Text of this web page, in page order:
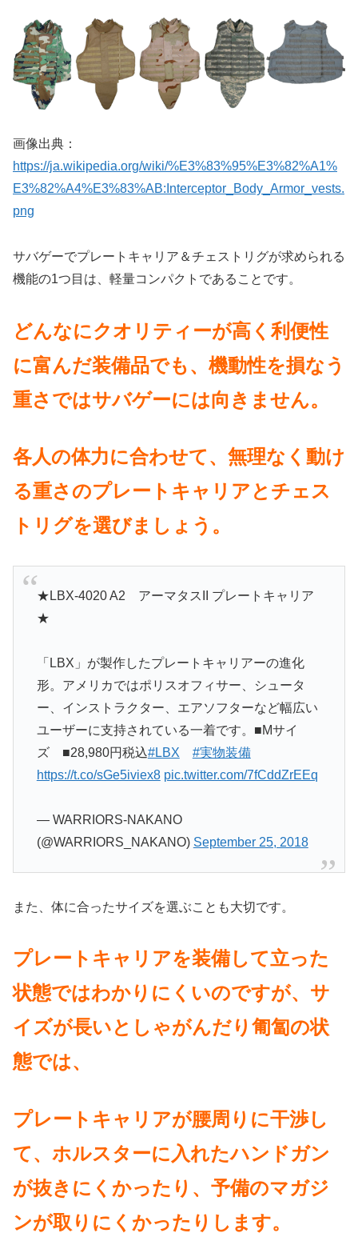
画像出典：
https://ja.wikipedia.org/wiki/%E3%83%95%E3%82%A1%
E3%82%A4%E3%83%AB:Interceptor_Body_Armor_vests.
png
サバゲーでプレートキャリア＆チェストリグが求められる
機能の1つ目は、軽量コンパクトであることです。
どんなにクオリティーが高く利便性
に富んだ装備品でも、機動性を損なう
重さではサバゲーには向きません。
各人の体力に合わせて、無理なく動け
る重さのプレートキャリアとチェス
トリグを選びましょう。
★LBX-4020 A2 アーマタスII プレートキャリア
★
「LBX」が製作したプレートキャリアーの進化
形。アメリカではポリスオフィサー、シュータ
ー、インストラクター、エアソフターなど幅広い
ユーザーに支持されている一着です。■Mサイ
ズ ■28,980円税込#LBX
#実物装備
https://t.co/sGe5iviex8 pic.twitter.com/7fCddZrEEq
— WARRIORS-NAKANO
(@WARRIORS_NAKANO) September 25, 2018
また、体に合ったサイズを選ぶことも大切です。
プレートキャリアを装備して立った
状態ではわかりにくいのですが、サ
イズが長いとしゃがんだり匍匐の状
態では、
プレートキャリアが腰周りに干渉し
て、ホルスターに入れたハンドガン
が抜きにくかったり、予備のマガジ
ンが取りにくかったりします。